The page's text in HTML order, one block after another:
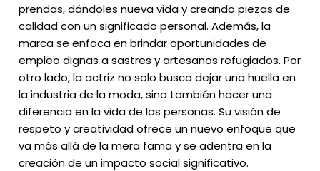
prendas, dándoles nueva vida y creando piezas de
calidad con un significado personal. Además, la
marca se enfoca en brindar oportunidades de
empleo dignas a sastres y artesanos refugiados. Por
otro lado, la actriz no solo busca dejar una huella en
la industria de la moda, sino también hacer una
diferencia en la vida de las personas. Su visión de
respeto y creatividad ofrece un nuevo enfoque que
va más allá de la mera fama y se adentra en la
creación de un impacto social significativo.